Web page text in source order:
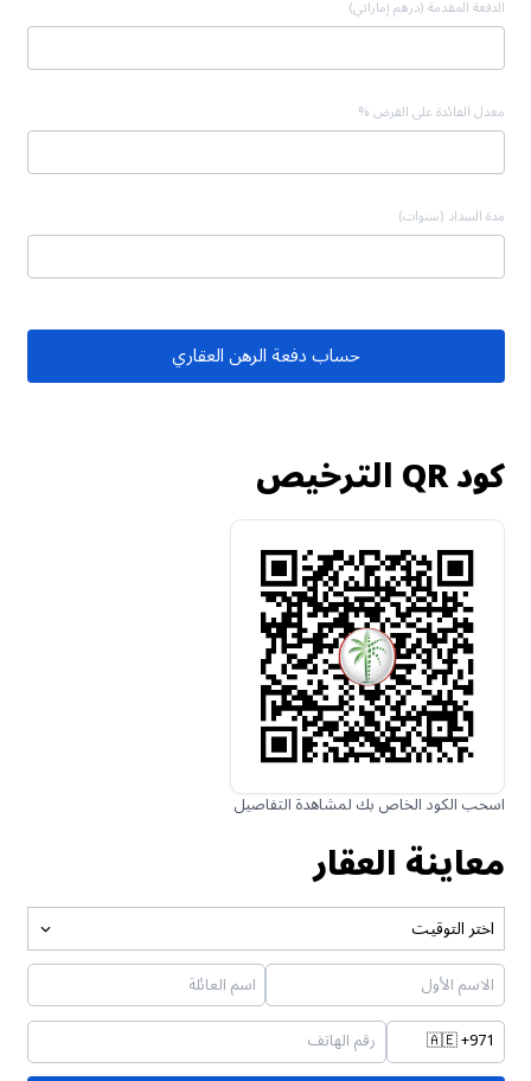
الدفعة المقدمة (درهم إماراتي)
معدل الفائدة على القرض %
مدة السداد (سنوات)
حساب دفعة الرهن العقاري
كود QR الترخيص
اسحب الكود الخاص بك لمشاهدة التفاصيل
معاينة العقار
اختر التوقيت
🇦🇪+971